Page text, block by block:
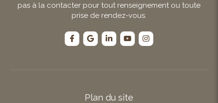
pas à la contacter pour tout renseignement ou toute
prise de rendez-vous.
Plan du site